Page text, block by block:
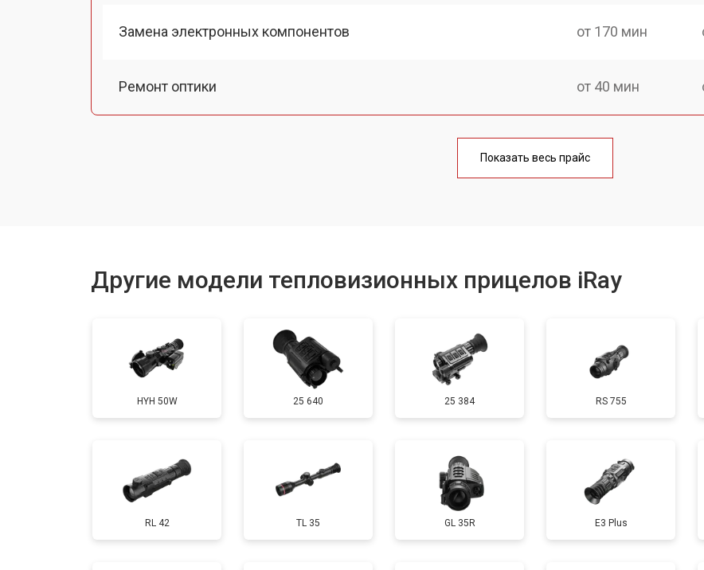
Замена электронных компонентов от 170 мин
Ремонт оптики от 40 мин
от 170 мин
Ремонт или замена детектора от 60 мин
Показать весь прайс
Другие модели тепловизионных прицелов iRay
HYH 50W 25 640 25 384 RS 755
RL 42 TL 35 GL 35R E3 Plus